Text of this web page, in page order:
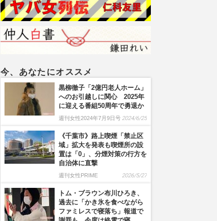
今、あなたにオススメ
黒柳徹子「2億円老人ホーム」
へのお引越しに関心 2025年
に迎える番組50周年で勇退か
週刊女性2024年7月9日号 2024/6/25
《千葉市》路上喫煙「禁止区
域」拡大を発表も喫煙所の設
置は「0」、分煙対策の行方を
自治体に直撃
週刊女性PRIME 2026/5/27
トム・ブラウン布川ひろき、
過去に「かき氷を食べながら
ファミレスで寝落ち」報道で